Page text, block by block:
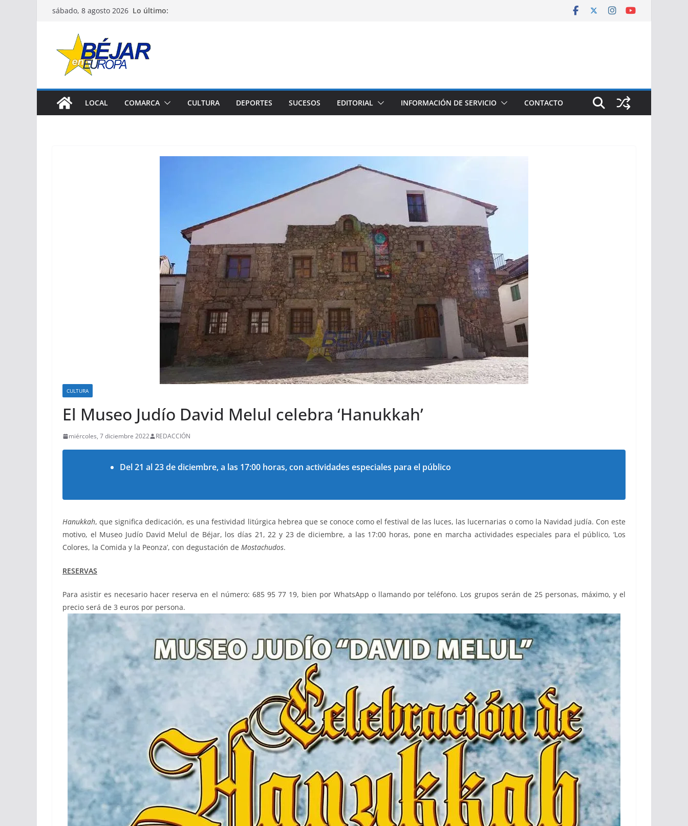
Saltarsábado, 8 agosto 2026 Lo último:
LOCAL COMARCA CULTURA DEPORTES SUCESOS EDITORIAL INFORMACIÓN DE SERVICIO CONTACTO
CULTURA
El Museo Judío David Melul celebra ‘Hanukkah’
miércoles, 7 diciembre 2022 REDACCIÓN
Del 21 al 23 de diciembre, a las 17:00 horas, con actividades especiales para el público
Hanukkah, que significa dedicación, es una festividad litúrgica hebrea que se conoce como el festival de las luces, las lucernarias o como la Navidad judía. Con este
motivo, el Museo Judío David Melul de Béjar, los días 21, 22 y 23 de diciembre, a las 17:00 horas, pone en marcha actividades especiales para el público, ‘Los
Colores, la Comida y la Peonza’, con degustación de Mostachudos.
RESERVAS
Para asistir es necesario hacer reserva en el número: 685 95 77 19, bien por WhatsApp o llamando por teléfono. Los grupos serán de 25 personas, máximo, y el
precio será de 3 euros por persona.